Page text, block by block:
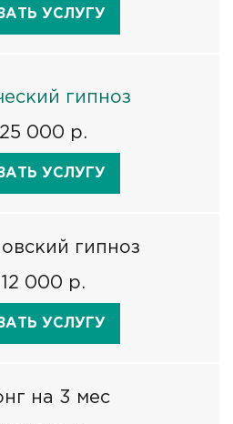
УСЛУГУ
гипноз
000 р.
УСЛУГУ
гипноз
000 р.
УСЛУГУ
на 3 мес